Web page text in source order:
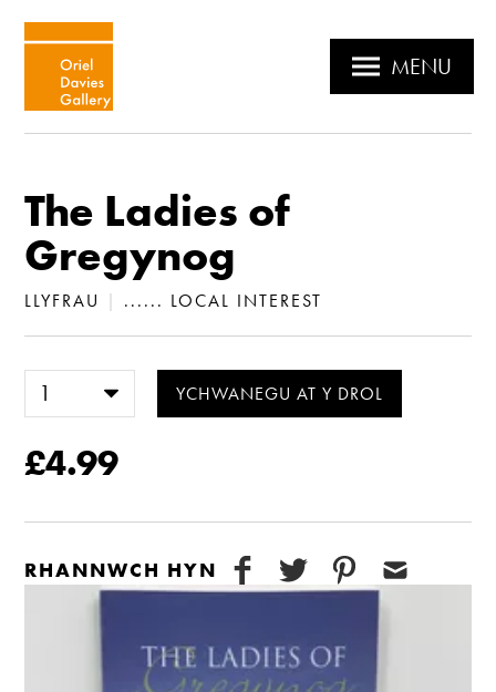
MENU
The Ladies of
Gregynog
LLYFRAU | ...... LOCAL INTEREST
£4.99
RHANNWCH HYN